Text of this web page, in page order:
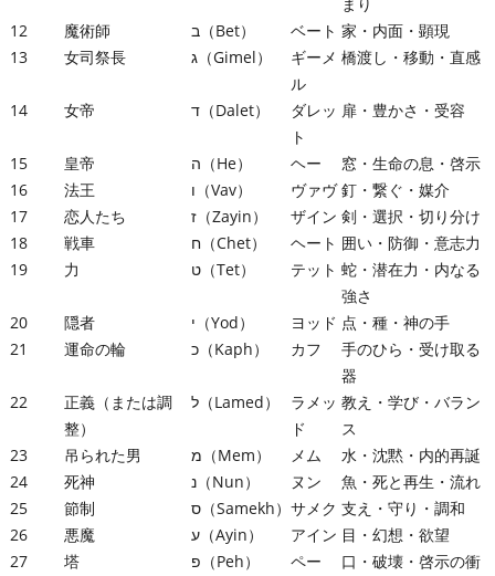
12
魔術師 ב（Bet） ベート 家・内面・顕現
13
女司祭長 ג（Gimel）
ギーメ
ル
橋渡し・移動・直感
14 女帝 ד（Dalet）
ダレッ
ト
扉・豊かさ・受容
15 皇帝 ה（He） ヘー
窓・生命の息・啓示
16
法王 ו（Vav） ヴァヴ 釘・繋ぐ・媒介
17
恋人たち ז（Zayin） ザイン 剣・選択・切り分け
18
戦車 ח（Chet） ヘート 囲い・防御・意志力
19
力 ט（Tet） テット 蛇・潜在力・内なる
強さ
20
隠者 י（Yod） ヨッド 点・種・神の手
21
運命の輪 כ（Kaph） カフ
手のひら・受け取る
器
22
正義（または調
整）
ל（Lamed）
ラメッ
ド
教え・学び・バラン
ス
23
吊られた男 מ（Mem） メム
水・沈黙・内的再誕
24
死神 נ（Nun） ヌン
魚・死と再生・流れ
25
節制 ס（Samekh） サメク 支え・守り・調和
26
悪魔 ע（Ayin） アイン 目・幻想・欲望
27
塔 פ（Peh） ペー
口・破壊・啓示の衝